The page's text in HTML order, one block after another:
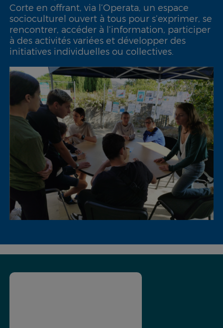
Corte en offrant, via l’Operata, un espace
socioculturel ouvert à tous pour s’exprimer, se
rencontrer, accéder à l’information, participer
à des activités variées et développer des
initiatives individuelles ou collectives.